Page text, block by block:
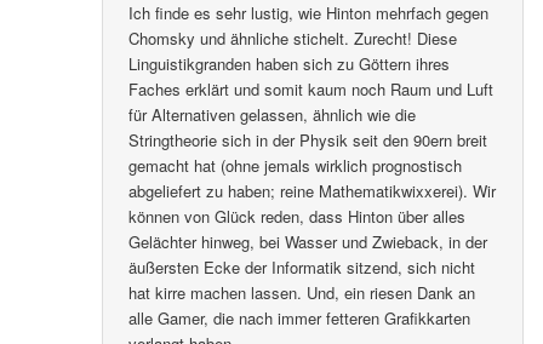
Ich finde es sehr lustig, wie Hinton mehrfach gegen
Chomsky und ähnliche stichelt. Zurecht! Diese
Linguistikgranden haben sich zu Göttern ihres
Faches erklärt und somit kaum noch Raum und Luft
für Alternativen gelassen, ähnlich wie die
Stringtheorie sich in der Physik seit den 90ern breit
gemacht hat (ohne jemals wirklich prognostisch
abgeliefert zu haben; reine Mathematikwixxerei). Wir
können von Glück reden, dass Hinton über alles
Gelächter hinweg, bei Wasser und Zwieback, in der
äußersten Ecke der Informatik sitzend, sich nicht
hat kirre machen lassen. Und, ein riesen Dank an
alle Gamer, die nach immer fetteren Grafikkarten